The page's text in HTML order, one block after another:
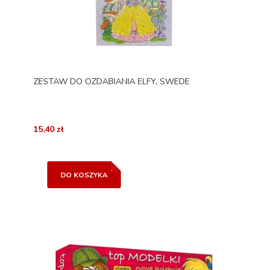
ZESTAW DO OZDABIANIA ELFY, SWEDE
15,40 zł
DO KOSZYKA